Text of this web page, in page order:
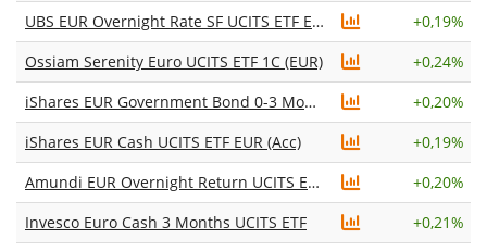
UBS EUR Overnight Rate SF UCITS ETF EUR acc
+0,19%
Ossiam Serenity Euro UCITS ETF 1C (EUR)
+0,24%
iShares EUR Government Bond 0-3 Month UCITS ETF EUR (Dist)
+0,20%
iShares EUR Cash UCITS ETF EUR (Acc)
+0,19%
Amundi EUR Overnight Return UCITS ETF Acc
+0,20%
Invesco Euro Cash 3 Months UCITS ETF
+0,21%